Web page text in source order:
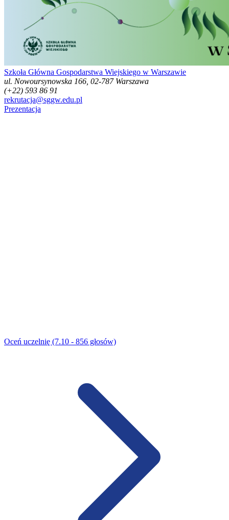
Szkoła Główna Gospodarstwa Wiejskiego w Warszawie
ul. Nowoursynowska 166, 02-787 Warszawa
(+22) 593 86 91
rekrutacja@sggw.edu.pl
Prezentacja
Oceń uczelnię (7.10 - 856 głosów)